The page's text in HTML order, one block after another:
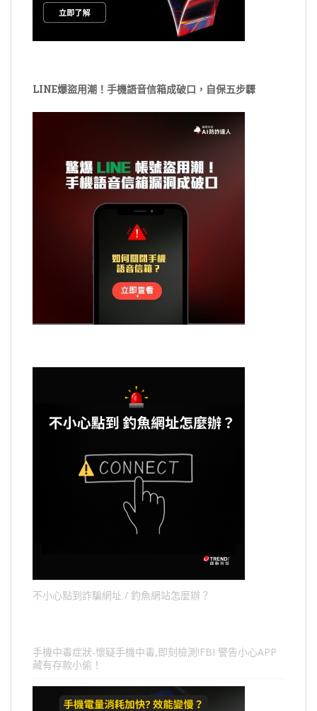
LINE爆盜用潮！手機語音信箱成破口，自保五步驟
不小心點到詐騙網址 / 釣魚網站怎麼辦？
手機中毒症狀-懷疑手機中毒,即刻檢測!FBI 警告小心APP
藏有存款小偷！